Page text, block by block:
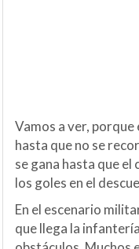
Vamos a ver,
hasta que no se
se gana hasta que el
los goles en el
En el escenario
que llega la